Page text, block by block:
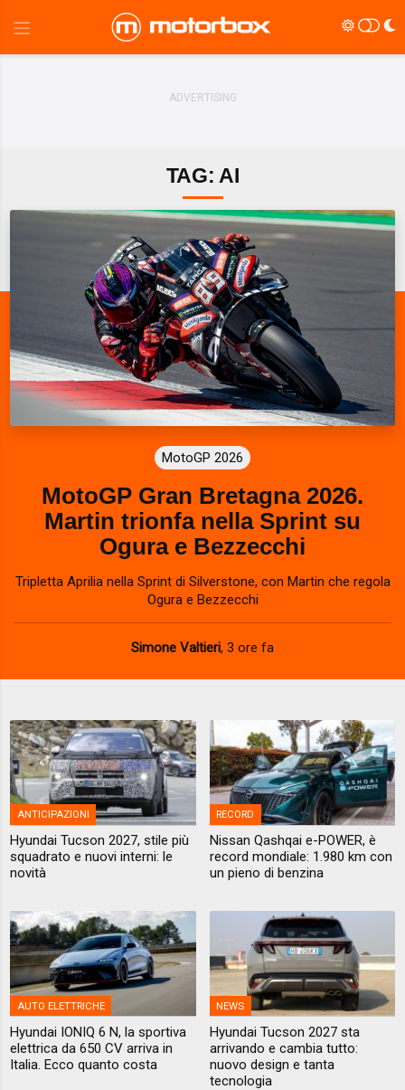
TAG: AI
MotoGP 2026
MotoGP Gran Bretagna 2026.
Martin trionfa nella Sprint su
Ogura e Bezzecchi
Tripletta Aprilia nella Sprint di Silverstone, con Martin che regola
Ogura e Bezzecchi
Simone Valtieri, 3 ore fa
ANTICIPAZIONI
Hyundai Tucson 2027, stile più
squadrato e nuovi interni: le
novità
RECORD
Nissan Qashqai e-POWER, è
record mondiale: 1.980 km con
un pieno di benzina
AUTO ELETTRICHE
Hyundai IONIQ 6 N, la sportiva
elettrica da 650 CV arriva in
Italia. Ecco quanto costa
NEWS
Hyundai Tucson 2027 sta
arrivando e cambia tutto:
nuovo design e tanta
tecnologia